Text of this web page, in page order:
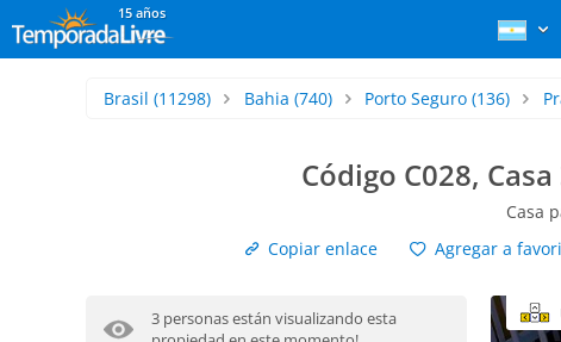
15 años
Brasil (11298) Bahia (740) Porto Seguro (136)
Código C028,
Casa
Copiar enlace
Agregar a
3 personas están visualizando esta